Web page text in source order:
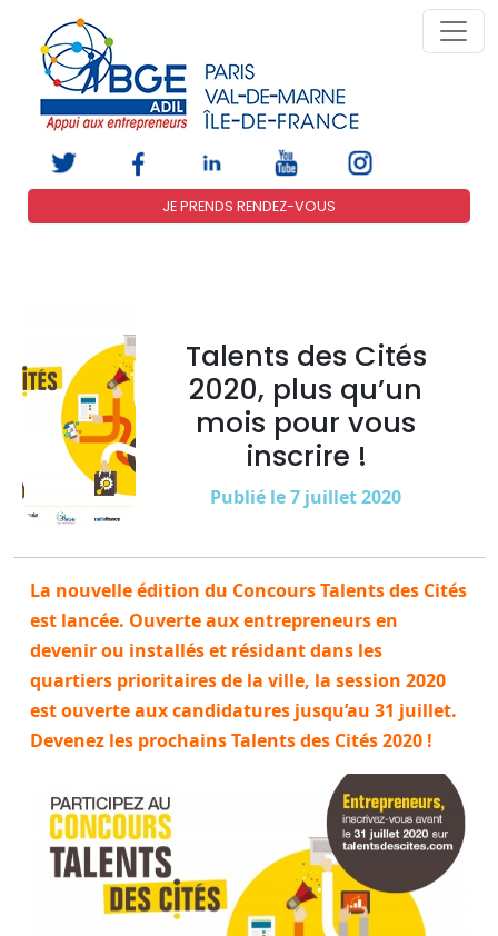
JE PRENDS RENDEZ-VOUS
Talents des Cités
2020, plus qu’un
mois pour vous
inscrire !
Publié le 7 juillet 2020
La nouvelle édition du Concours Talents des Cités
est lancée. Ouverte aux entrepreneurs en
devenir ou installés et résidant dans les
quartiers prioritaires de la ville, la session 2020
est ouverte aux candidatures jusqu’au 31 juillet.
Devenez les prochains Talents des Cités 2020 !